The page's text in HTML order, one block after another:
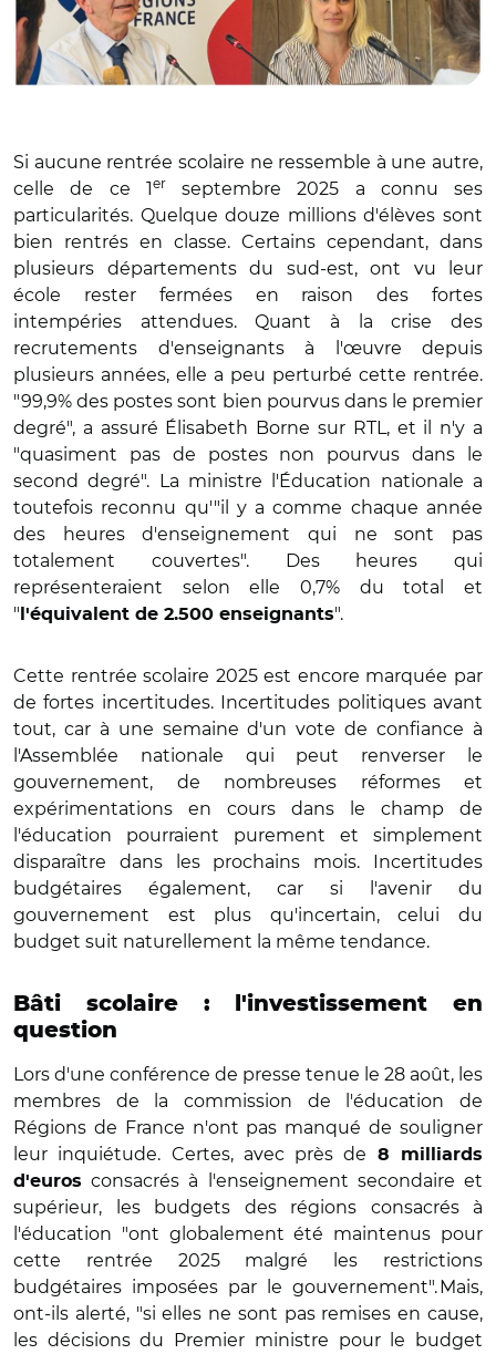
Si aucune rentrée scolaire ne ressemble à une autre,
celle de ce 1erseptembre 2025 a connu ses
particularités. Quelque douze millions d'élèves sont
bien rentrés en classe. Certains cependant, dans
plusieurs départements du sud-est, ont vu leur
école rester fermées en raison des fortes
intempéries attendues. Quant à la crise des
recrutements d'enseignants à l'œuvre depuis
plusieurs années, elle a peu perturbé cette rentrée.
"99,9% des postes sont bien pourvus dans le premier
degré", a assuré Élisabeth Borne sur RTL, et il n'y a
"quasiment pas de postes non pourvus dans le
second degré". La ministre l'Éducation nationale a
toutefois reconnu qu'"il y a comme chaque année
des heures d'enseignement qui ne sont pas
totalement couvertes". Des heures qui
représenteraient selon elle 0,7% du total et
" l'équivalent de 2.500 enseignants".
Cette rentrée scolaire 2025 est encore marquée par
de fortes incertitudes. Incertitudes politiques avant
tout, car à une semaine d'un vote de confiance à
l'Assemblée nationale qui peut renverser le
gouvernement, de nombreuses réformes et
expérimentations en cours dans le champ de
l'éducation pourraient purement et simplement
disparaître dans les prochains mois. Incertitudes
budgétaires également, car si l'avenir du
gouvernement est plus qu'incertain, celui du
budget suit naturellement la même tendance.
Bâti scolaire : l'investissement en
question
Lors d'une conférence de presse tenue le 28 août, les
membres de la commission de l'éducation de
Régions de France n'ont pas manqué de souligner
leur inquiétude. Certes, avec près de
8 milliards
d'euros consacrés à l'enseignement secondaire et
supérieur, les budgets des régions consacrés à
l'éducation "ont globalement été maintenus pour
cette rentrée 2025 malgré les restrictions
budgétaires imposées par le gouvernement". Mais,
ont-ils alerté, "si elles ne sont pas remises en cause,
les décisions du Premier ministre pour le budget